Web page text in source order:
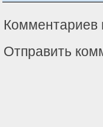
Комментариев
Отправить